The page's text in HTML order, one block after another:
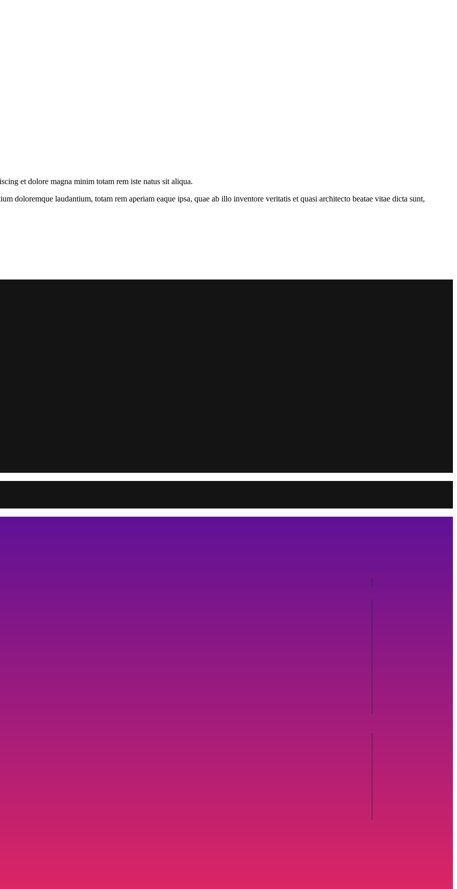
et dolore magna minim totam rem iste natus sit aliqua.
doloremque laudantium, totam rem aperiam eaque ipsa, quae ab illo inventore veritatis et quasi architecto beatae vitae dicta sunt,